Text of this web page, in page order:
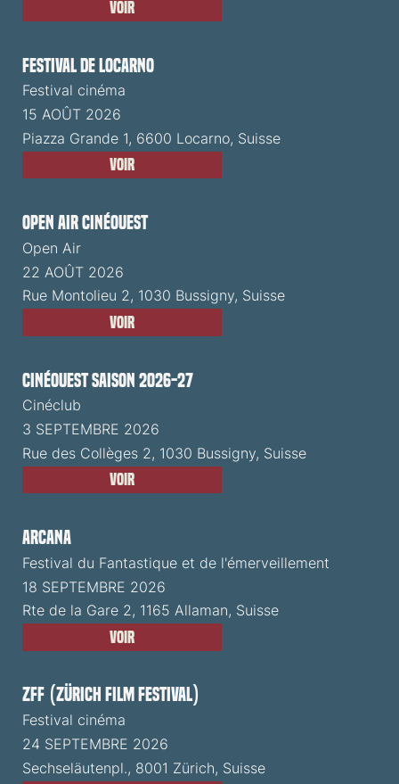
Voir
Festival de Locarno
Festival cinéma
15 AOÛT 2026
Piazza Grande 1, 6600 Locarno, Suisse
Voir
Open Air CinéOuest
Open Air
22 AOÛT 2026
Rue Montolieu 2, 1030 Bussigny, Suisse
Voir
CinéOuest Saison 2026-27
Cinéclub
3 SEPTEMBRE 2026
Rue des Collèges 2, 1030 Bussigny, Suisse
Voir
ARCANA
Festival du Fantastique et de l'émerveillement
18 SEPTEMBRE 2026
Rte de la Gare 2, 1165 Allaman, Suisse
Voir
ZFF (Zürich Film Festival)
Festival cinéma
24 SEPTEMBRE 2026
Sechseläutenpl., 8001 Zürich, Suisse